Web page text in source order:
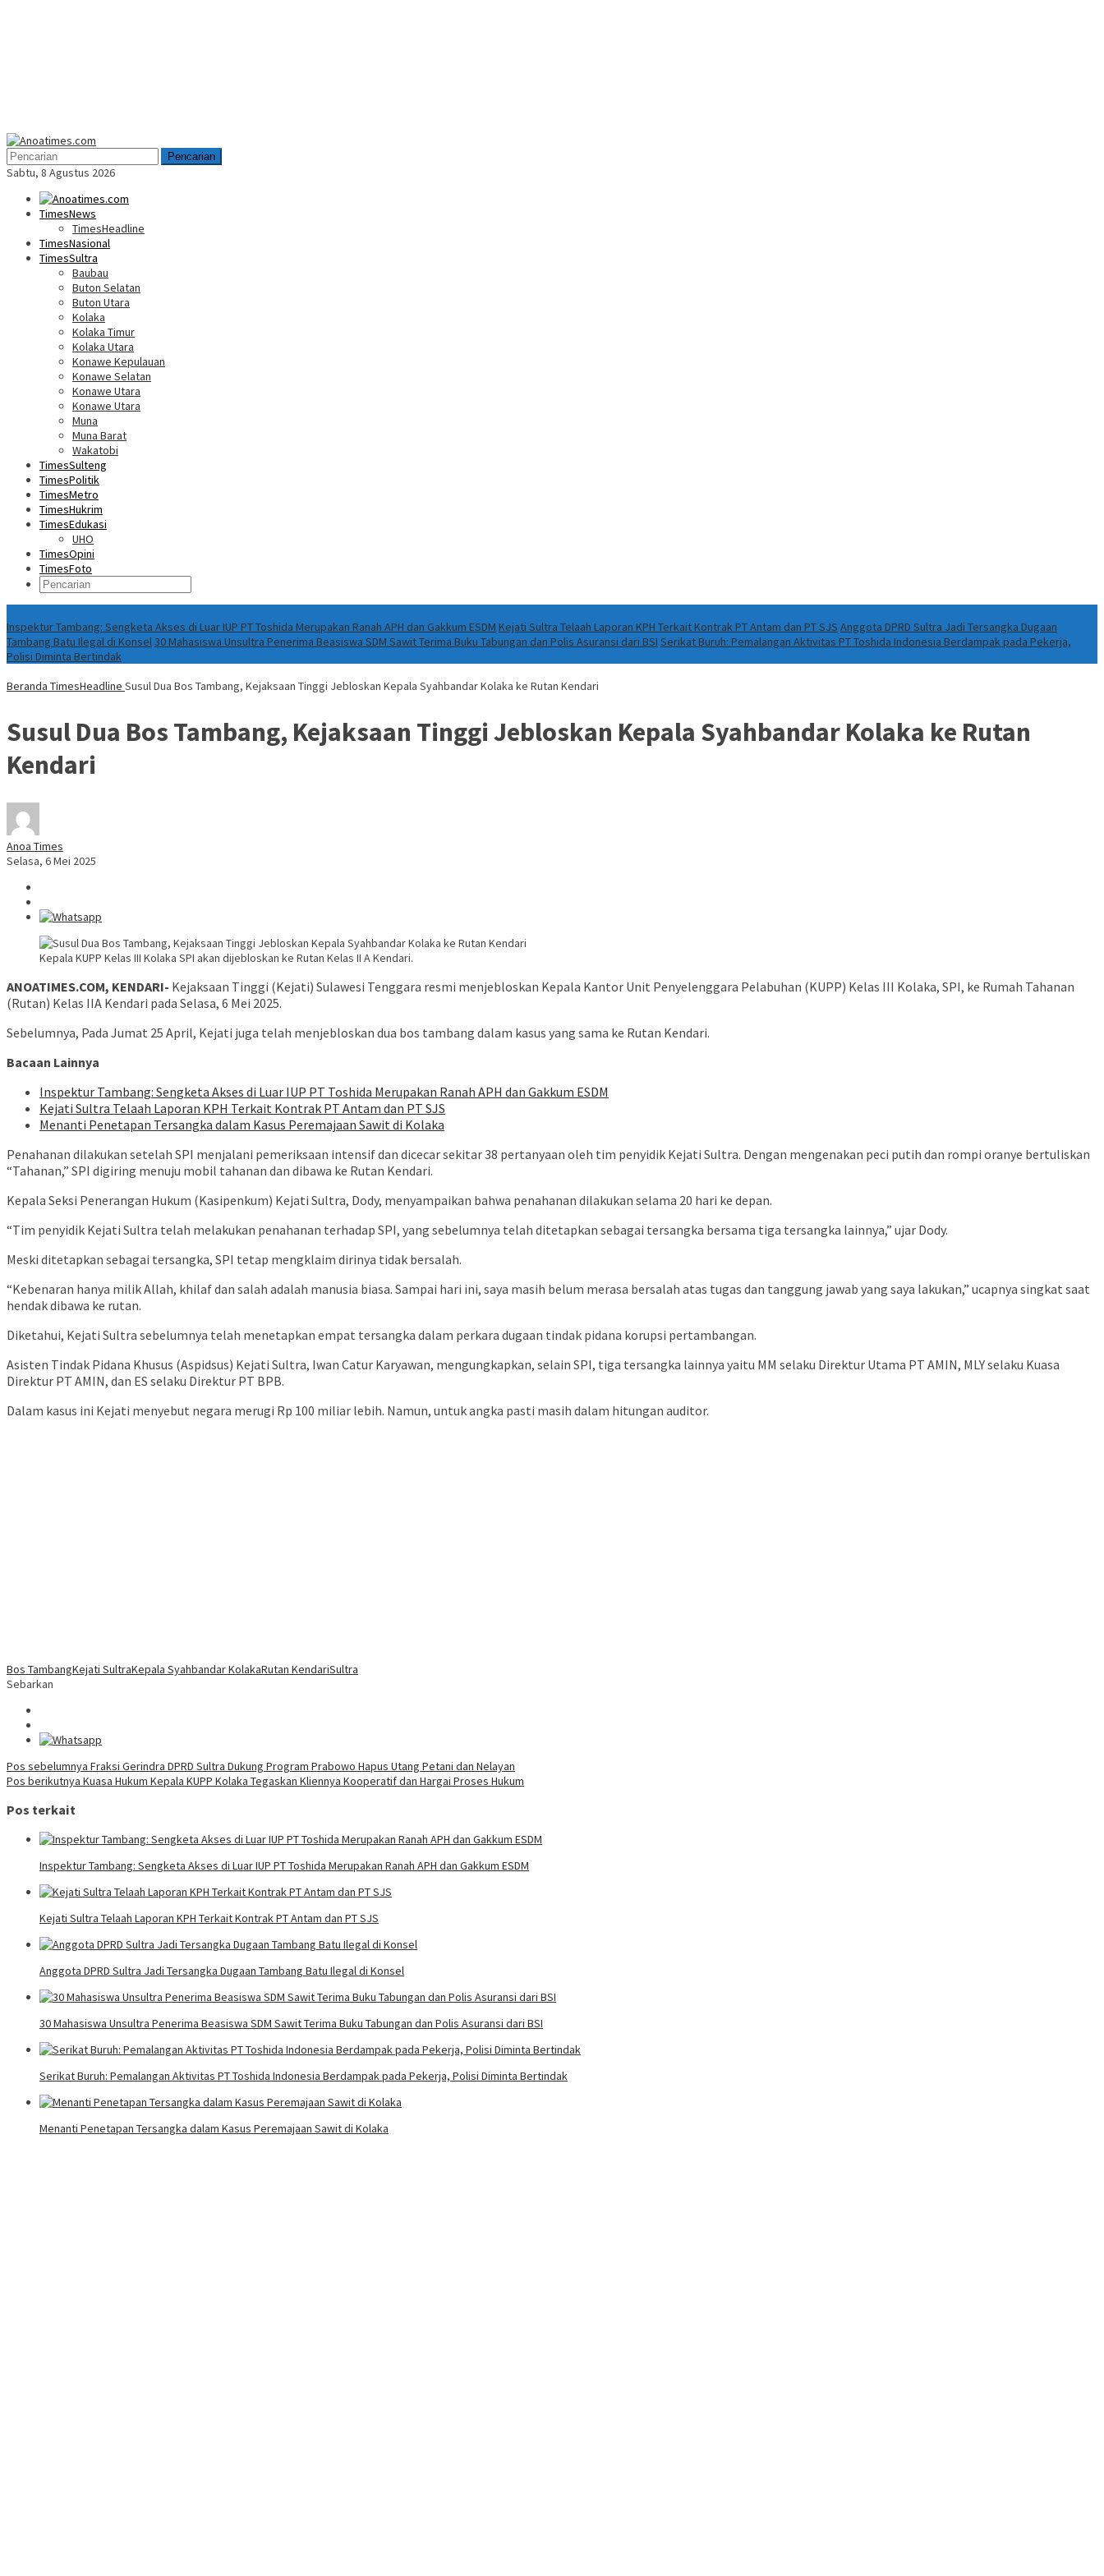
Menu
Mobile
Pencarian
Sabtu, 8 Agustus 2026
TimesNews
TimesHeadline
TimesNasional
TimesSultra
Baubau
Buton Selatan
Buton Utara
Kolaka
Kolaka Timur
Kolaka Utara
Konawe Kepulauan
Konawe Selatan
Konawe Utara
Konawe Utara
Muna
Muna Barat
Wakatobi
TimesSulteng
TimesPolitik
TimesMetro
TimesHukrim
TimesEdukasi
UHO
TimesOpini
TimesFoto
Inspektur Tambang: Sengketa Akses di Luar IUP PT Toshida Merupakan Ranah APH dan Gakkum ESDM Kejati Sultra Telaah Laporan KPH Terkait Kontrak PT Antam dan PT SJS Anggota DPRD Sultra Jadi Tersangka Dugaan
Tambang Batu Ilegal di Konsel30 Mahasiswa Unsultra Penerima Beasiswa SDM Sawit Terima Buku Tabungan dan Polis Asuransi dari BSI Serikat Buruh: Pemalangan Aktivitas PT Toshida Indonesia Berdampak pada Pekerja,
Polisi Diminta Bertindak
Beranda TimesHeadline Susul Dua Bos Tambang, Kejaksaan Tinggi Jebloskan Kepala Syahbandar Kolaka ke Rutan Kendari
Susul Dua Bos Tambang, Kejaksaan Tinggi Jebloskan Kepala Syahbandar Kolaka ke Rutan
Kendari
Anoa Times
Selasa, 6 Mei 2025
Kepala KUPP Kelas III Kolaka SPI akan dijebloskan ke Rutan Kelas II A Kendari.
ANOATIMES.COM, KENDARI- Kejaksaan Tinggi (Kejati) Sulawesi Tenggara resmi menjebloskan Kepala Kantor Unit Penyelenggara Pelabuhan (KUPP) Kelas III Kolaka, SPI, ke Rumah Tahanan
(Rutan) Kelas IIA Kendari pada Selasa, 6 Mei 2025.
Sebelumnya, Pada Jumat 25 April, Kejati juga telah menjebloskan dua bos tambang dalam kasus yang sama ke Rutan Kendari.
Bacaan Lainnya
Inspektur Tambang: Sengketa Akses di Luar IUP PT Toshida Merupakan Ranah APH dan Gakkum ESDM
Kejati Sultra Telaah Laporan KPH Terkait Kontrak PT Antam dan PT SJS
Menanti Penetapan Tersangka dalam Kasus Peremajaan Sawit di Kolaka
Penahanan dilakukan setelah SPI menjalani pemeriksaan intensif dan dicecar sekitar 38 pertanyaan oleh tim penyidik Kejati Sultra. Dengan mengenakan peci putih dan rompi oranye bertuliskan
“Tahanan,” SPI digiring menuju mobil tahanan dan dibawa ke Rutan Kendari.
Kepala Seksi Penerangan Hukum (Kasipenkum) Kejati Sultra, Dody, menyampaikan bahwa penahanan dilakukan selama 20 hari ke depan.
“Tim penyidik Kejati Sultra telah melakukan penahanan terhadap SPI, yang sebelumnya telah ditetapkan sebagai tersangka bersama tiga tersangka lainnya,” ujar Dody.
Meski ditetapkan sebagai tersangka, SPI tetap mengklaim dirinya tidak bersalah.
“Kebenaran hanya milik Allah, khilaf dan salah adalah manusia biasa. Sampai hari ini, saya masih belum merasa bersalah atas tugas dan tanggung jawab yang saya lakukan,” ucapnya singkat saat
hendak dibawa ke rutan.
Diketahui, Kejati Sultra sebelumnya telah menetapkan empat tersangka dalam perkara dugaan tindak pidana korupsi pertambangan.
Asisten Tindak Pidana Khusus (Aspidsus) Kejati Sultra, Iwan Catur Karyawan, mengungkapkan, selain SPI, tiga tersangka lainnya yaitu MM selaku Direktur Utama PT AMIN, MLY selaku Kuasa
Direktur PT AMIN, dan ES selaku Direktur PT BPB.
Dalam kasus ini Kejati menyebut negara merugi Rp 100 miliar lebih. Namun, untuk angka pasti masih dalam hitungan auditor.
Bos TambangKejati SultraKepala Syahbandar KolakaRutan KendariSultra
Sebarkan
Navigasi
pos
Pos sebelumnya Fraksi Gerindra DPRD Sultra Dukung Program Prabowo Hapus Utang Petani dan Nelayan
Pos berikutnya Kuasa Hukum Kepala KUPP Kolaka Tegaskan Kliennya Kooperatif dan Hargai Proses Hukum
Pos terkait
Inspektur Tambang: Sengketa Akses di Luar IUP PT Toshida Merupakan Ranah APH dan Gakkum ESDM
Kejati Sultra Telaah Laporan KPH Terkait Kontrak PT Antam dan PT SJS
Anggota DPRD Sultra Jadi Tersangka Dugaan Tambang Batu Ilegal di Konsel
30 Mahasiswa Unsultra Penerima Beasiswa SDM Sawit Terima Buku Tabungan dan Polis Asuransi dari BSI
Serikat Buruh: Pemalangan Aktivitas PT Toshida Indonesia Berdampak pada Pekerja, Polisi Diminta Bertindak
Menanti Penetapan Tersangka dalam Kasus Peremajaan Sawit di Kolaka